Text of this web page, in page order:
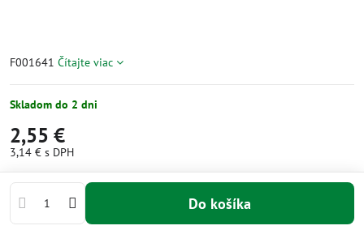
F001641 Čítajte viac
Skladom do 2 dni
2,55 €
3,14 € s DPH
Do košíka